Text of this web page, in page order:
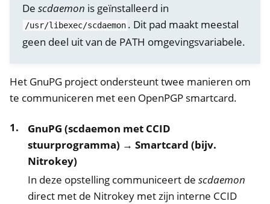
navigation of Desktop-login
navigation of SSH
navigation of Harde Schijf Codering
De scdaemon is geïnstalleerd in
/usr/libexec/scdaemon . Dit pad maakt meestal
geen deel uit van de PATH omgevingsvariabele.
Het GnuPG project ondersteunt twee manieren om
te communiceren met een OpenPGP smartcard.
GnuPG (scdaemon met CCID
stuurprogramma) → Smartcard (bijv.
Nitrokey)
In deze opstelling communiceert de scdaemon
direct met de Nitrokey met zijn interne CCID